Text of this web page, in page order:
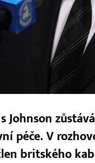
Johnson
péče. V
britského